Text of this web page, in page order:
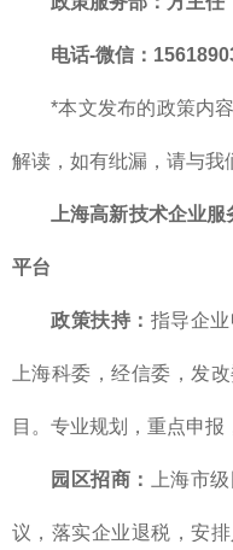
电话-微信：
*本文发布的政策内
解读，如有纰漏，请与我
上海高新技术企业
平台
政策扶持： 指导企
上海科委，经信委，发
目。专业规划，重点申报
园区招商： 上海市
议，落实企业退税，安